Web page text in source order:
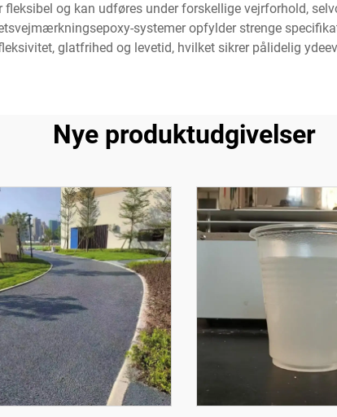
og kan udføres under forskellige vejrforhold,
systemer opfylder strenge
glatfrihed og levetid, hvilket sikrer pålidelig
Nye produktudgivelser